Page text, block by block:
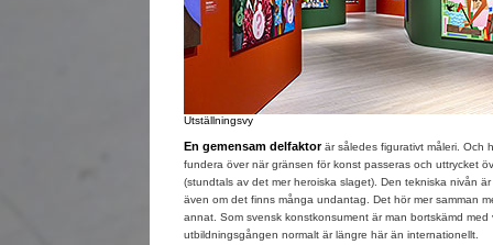
Utställningsvy
En gemensam delfaktorär således figurativt måleri. Och
fundera över när gränsen för konst passeras och uttrycket
(stundtals av det mer heroiska slaget). Den tekniska nivån
även om det finns många undantag. Det hör mer samman
annat. Som svensk konstkonsument är man bortskämd
utbildningsgången normalt är längre här än internationellt.